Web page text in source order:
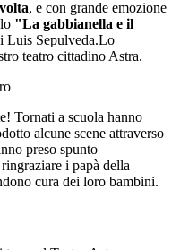
, e con grande emozione
"La gabbianella e il
Luis Sepulveda.Lo
teatro cittadino Astra.
Tornati a scuola hanno
alcune scene attraverso
preso spunto
i papà della
cura dei loro bambini.